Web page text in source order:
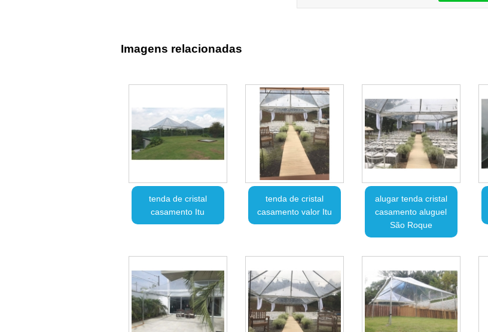
Imagens relacionadas
tenda de cristal
casamento Itu
tenda de cristal
casamento valor Itu
alugar tenda cristal
casamento aluguel
São Roque